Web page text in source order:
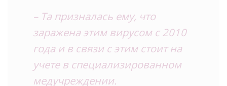
– Та призналась ему, что
заражена этим вирусом с 2010
года и в связи с этим стоит на
учете в специализированном
медучреждении.